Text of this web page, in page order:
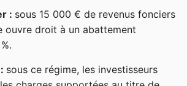
et abattement micro-foncier
des revenus fonciers
et option
: sous 15 000 € de revenus fonciers
ouvre droit à un abattement
sous ce régime, les investisseurs